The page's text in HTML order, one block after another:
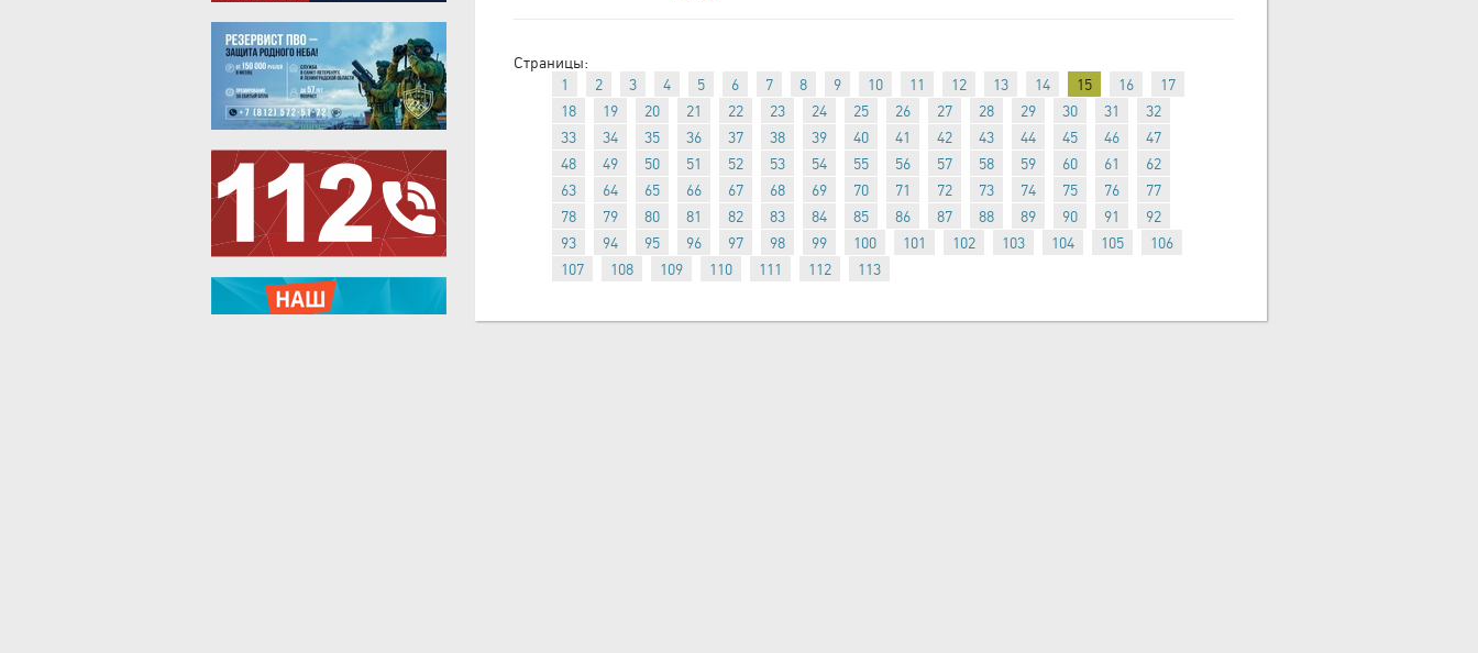
Страницы:
1
2 3 4 5 6 7 8 9 10 11 12 13 14 15 16
17
18
19 20 21 22 23 24 25 26 27 28 29 30 31
32
33
34 35 36 37 38 39 40 41 42 43 44 45 46
47
48
49 50 51 52 53 54 55 56 57 58 59 60 61
62
63
64 65 66 67 68 69 70 71 72 73 74 75 76
77
78
79 80 81 82 83 84 85 86 87 88 89 90 91
92
93
94 95 96 97 98 99 100 101 102 103 104 105
106
107
108 109 110 111 112 113